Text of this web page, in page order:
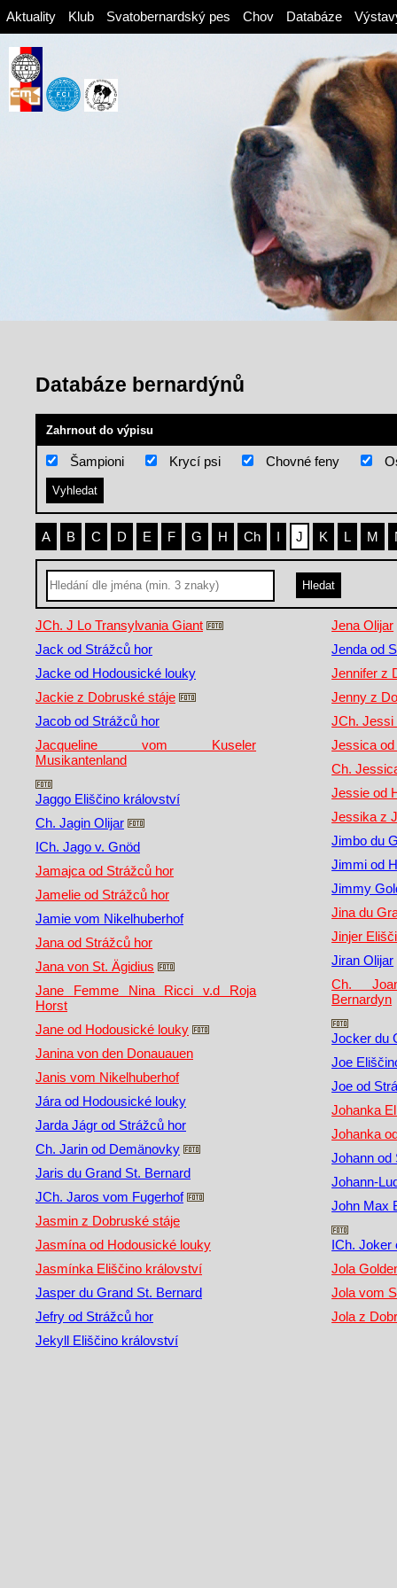
Aktuality Klub Svatobernardský pes Chov Databáze
Databáze bernardýnů
Zahrnout do výpisu
Šampioni Krycí psi Chovné feny
A B C D E F G H Ch I J K L M
JCh. J Lo Transylvania Giant
Jack od Strážců hor
Jacke od Hodousické louky
Jackie z Dobruské stáje
Jacob od Strážců hor
Jacqueline vom Kuseler
Musikantenland
Jaggo Eliščino království
Ch. Jagin Olijar
ICh. Jago v. Gnöd
Jamajca od Strážců hor
Jamelie od Strážců hor
Jamie vom Nikelhuberhof
Jana od Strážců hor
Jana von St. Ägidius
Jane Femme Nina Ricci v.d Roja
Horst
Jane od Hodousické louky
Janina von den Donauauen
Janis vom Nikelhuberhof
Jára od Hodousické louky
Jarda Jágr od Strážců hor
Ch. Jarin od Demänovky
Jaris du Grand St. Bernard
JCh. Jaros vom Fugerhof
Jasmin z Dobruské stáje
Jasmína od Hodousické louky
Jasmínka Eliščino království
Jasper du Grand St. Bernard
Jefry od Strážců hor
Jekyll Eliščino království
Jena Olijar
Jenda od
Jennifer z
Jenny z
JCh. Jessi
Jessica
Ch.
Jessie od
Jessika z
Jimbo du
Jimmi od
Jimmy
Jina du
Jinjer
Jiran Olijar
Ch.
Bernardyn
Jocker du
Joe
Joe od
Johanka
Johanka
Johann od
Johann-
John Max
ICh. Joker
Jola
Jola vom
Jola z